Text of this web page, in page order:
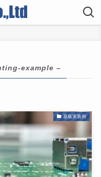
example –
基板実装例